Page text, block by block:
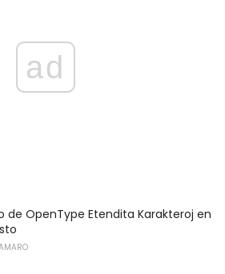
ad
de OpenType Etendita Karakteroj en